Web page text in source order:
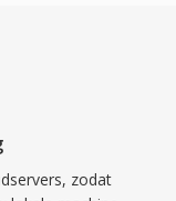
zodat